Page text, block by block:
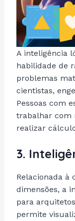
A inteligência
habilidade de
problemas
cientistas,
Pessoas com
trabalhar com
realizar
3.
Relacionada à
dimensões, a
para
permite